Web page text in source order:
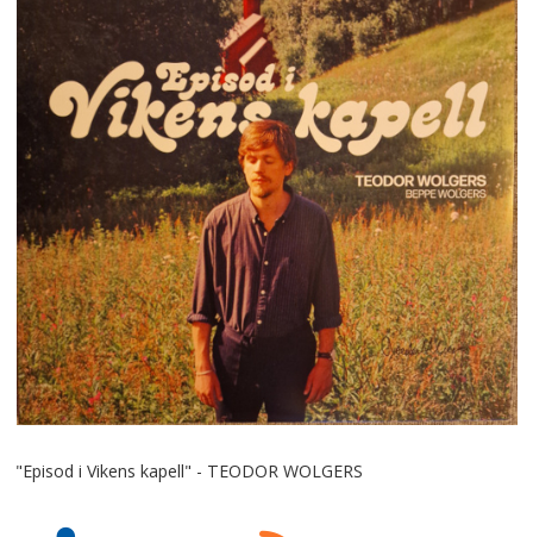
"Episod i Vikens kapell" - TEODOR WOLGERS